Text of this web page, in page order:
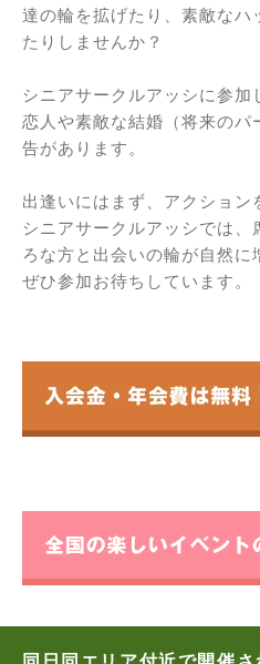
達の輪を拡げたり、素敵なハ
たりしませんか？
シニアサークルアッシに参
恋人や素敵な結婚（将来のパ
告があります。
出逢いにはまず、アクション
シニアサークルアッシでは
ろな方と出会いの輪が自然に
ぜひ参加お待ちしています。